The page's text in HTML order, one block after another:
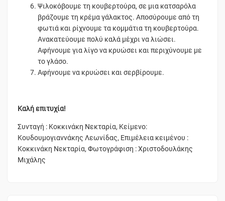
Ψιλοκόβουμε τη κουβερτούρα, σε μια κατσαρόλα
βράζουμε τη κρέμα γάλακτος. Αποσύρουμε από τη
φωτιά και ρίχνουμε τα κομμάτια τη κουβερτούρα.
Ανακατεύουμε πολύ καλά μέχρι να λιώσει.
Αφήνουμε για λίγο να κρυώσει και περιχύνουμε με
το γλάσο.
Αφήνουμε να κρυώσει και σερβίρουμε.
Καλή επιτυχία!
Συνταγή : Κοκκινάκη Νεκταρία, Κείμενο:
Κουδουμογιαννάκης Λεωνίδας, Επιμέλεια κειμένου :
Κοκκινάκη Νεκταρία, Φωτογράφιση : Χριστοδουλάκης
Μιχάλης